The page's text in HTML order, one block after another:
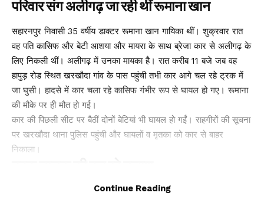
परिवार संग अलीगढ़ जा रही थीं रूमाना खान
सहारनपुर निवासी 35 वर्षीय डाक्टर रूमाना खान गायिका थीं। शुक्रवार रात
वह पति कासिफ और बेटी आशया और मायरा के साथ ब्रेजा कार से अलीगढ़ के
लिए निकली थीं। अलीगढ़ में उनका मायका है। रात करीब 11 बजे जब वह
हापुड़ रोड स्थित खरखौदा गांव के पास पहुंची तभी कार आगे चल रहे ट्रक में
जा घुसी। हादसे में कार चला रहे कासिफ गंभीर रूप से घायल हो गए। रूमाना
की मौके पर ही मौत हो गई।
कार की पिछली सीट पर बैठीं दोनों बेटियां भी घायल हो गईं। राहगीरों की सूचना
पर खरखौदा थाना पुलिस पहुंची और घायलों व मृतका को कार से बाहर
निकाला।
खरखौदा थाना प्रभारी अशोक कुमार का कहना है कि घटना की जानकारी
Continue Reading